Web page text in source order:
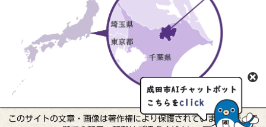
このサイトの文章・画像は著作権により保護されていますので、無